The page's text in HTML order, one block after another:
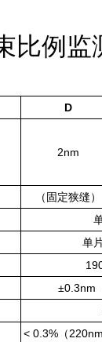
例监
D
2nm
（固定狭缝）
单
±0.3nm
< 0.3%（